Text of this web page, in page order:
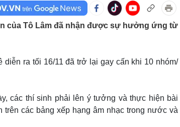
Ô tô - Xe máy
Tư vấn
Doanh
Thông
Doanh
Vì
ảnh
Giải trí
Nghệ sĩ
Du lịch
Tư vấn
của Tô Lâm đã nhận được sự hưởng ứng từ
ra tối 16/11 đã trở lại gay cấn khi 10 nhóm/
các thí sinh phải lên ý tưởng và thực hiện bài
các bảng xếp hạng âm nhạc trong nước và